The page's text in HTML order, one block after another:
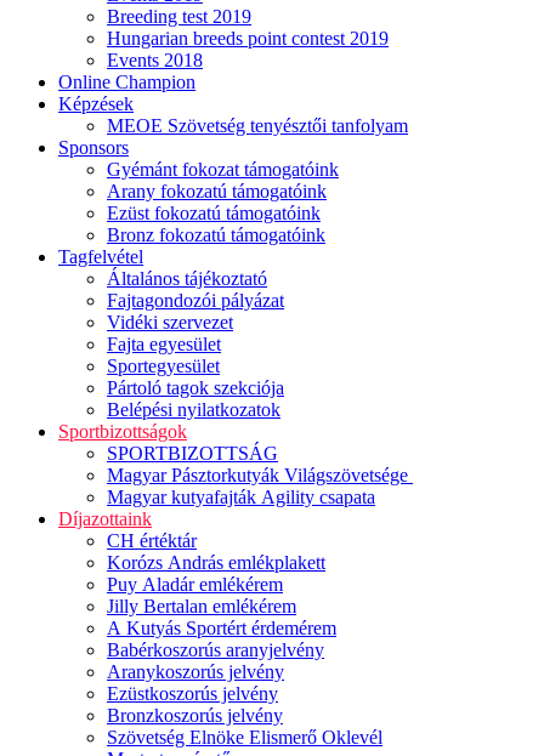
Breeding test 2019
Hungarian breeds point contest 2019
Events 2018
Online Champion
Képzések
MEOE Szövetség tenyésztői tanfolyam
Sponsors
Gyémánt fokozat támogatóink
Arany fokozatú támogatóink
Ezüst fokozatú támogatóink
Bronz fokozatú támogatóink
Tagfelvétel
Általános tájékoztató
Fajtagondozói pályázat
Vidéki szervezet
Fajta egyesület
Sportegyesület
Pártoló tagok szekciója
Belépési nyilatkozatok
Sportbizottságok
SPORTBIZOTTSÁG
Magyar Pásztorkutyák Világszövetsége
Magyar kutyafajták Agility csapata
Díjazottaink
CH értéktár
Korózs András emlékplakett
Puy Aladár emlékérem
Jilly Bertalan emlékérem
A Kutyás Sportért érdemérem
Babérkoszorús aranyjelvény
Aranykoszorús jelvény
Ezüstkoszorús jelvény
Bronzkoszorús jelvény
Szövetség Elnöke Elismerő Oklevél